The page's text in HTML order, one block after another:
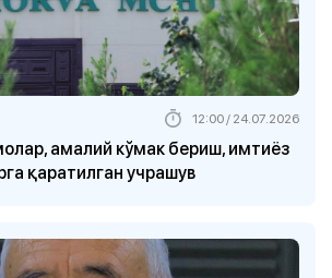
амалий кўмак бериш, имтиёз
қаратилган учрашув
12:00 / 24.07.2026